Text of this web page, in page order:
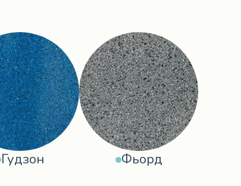
Гудзон Фьорд